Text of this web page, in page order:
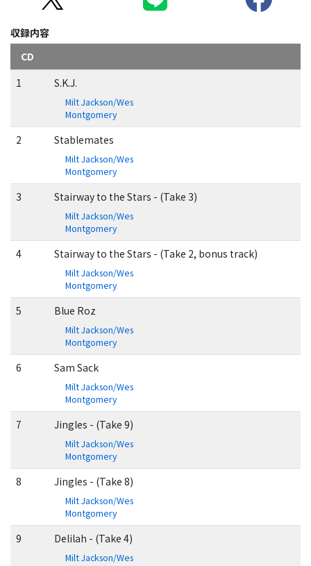
収録内容
CD
1
S.K.J.
Milt Jackson/Wes
Montgomery
2 Stablemates
Milt Jackson/Wes
Montgomery
3 Stairway to the Stars - (Take 3)
Milt Jackson/Wes
Montgomery
4 Stairway to the Stars - (Take 2, bonus track)
Milt Jackson/Wes
Montgomery
5 Blue Roz
Milt Jackson/Wes
Montgomery
6 Sam Sack
Milt Jackson/Wes
Montgomery
7 Jingles - (Take 9)
Milt Jackson/Wes
Montgomery
8 Jingles - (Take 8)
Milt Jackson/Wes
Montgomery
9 Delilah - (Take 4)
Milt Jackson/Wes